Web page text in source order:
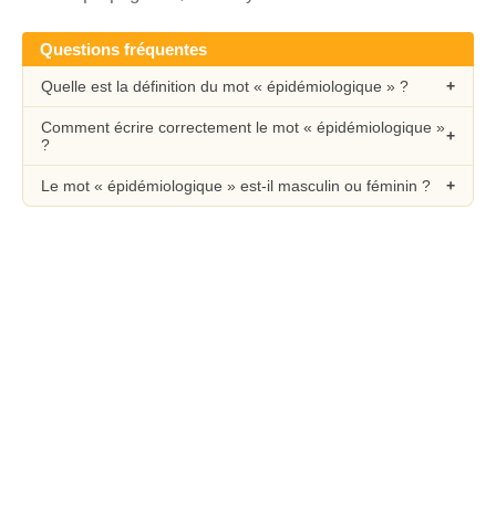
Questions fréquentes
Quelle est la définition du mot « épidémiologique » ?
Comment écrire correctement le mot « épidémiologique »
?
Le mot « épidémiologique » est-il masculin ou féminin ?